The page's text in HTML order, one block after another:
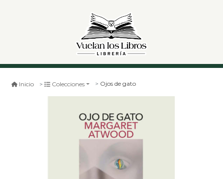
Inicio Colecciones Ojos de gato